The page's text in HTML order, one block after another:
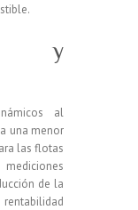
y
al
una menor
las flotas
de la